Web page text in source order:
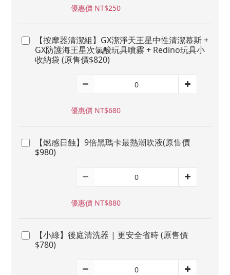
優惠價 NT$250
【按摩器清潔組】GX潔淨天王星中性清潔慕斯 +
GX防護海王星次氯酸玩具噴霧 + Redino玩具小
收納袋 (原售價$820)
優惠價 NT$680
【燃感日蝕】9倍黑瑪卡最熱潮吹液(原售價
$980)
優惠價 NT$880
【小綠】後庭清洗器 | 更安全省時 (原售價
$780)